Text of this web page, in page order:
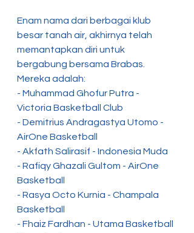
Enam nama dari berbagai klub
besar tanah air, akhirnya telah
memantapkan diri untuk
bergabung bersama Brabas.
Mereka adalah:
- Muhammad Ghofur Putra -
Victoria Basketball Club
- Demitrius Andragastya Utomo -
AirOne Basketball
- Akfath Salirasif - Indonesia Muda
- Rafiqy Ghazali Gultom - AirOne
Basketball
- Rasya Octo Kurnia - Champala
Basketball
- Fhaiz Fardhan - Utama Basketball